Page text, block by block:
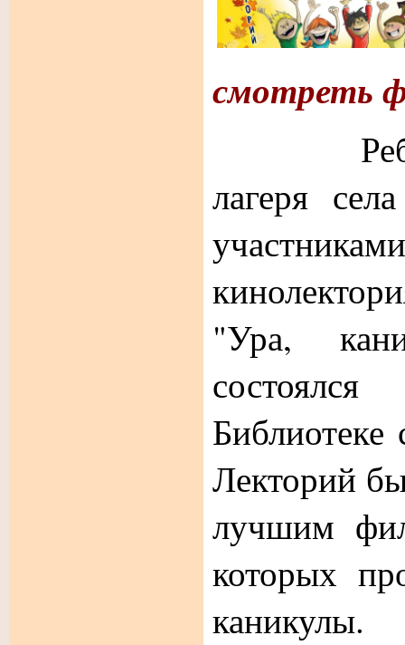
смотреть
лагеря
"Ура,
Лекторий
лучшим
которых
каникулы.